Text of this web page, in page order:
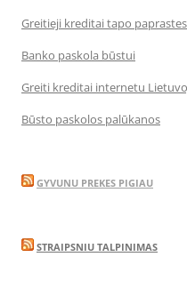
Greitieji kreditai tapo
Banko paskola būstui
Greiti kreditai internetu
Būsto paskolos palūkanos
GYVUNU PREKES PIGIAU
STRAIPSNIU TALPINIMAS